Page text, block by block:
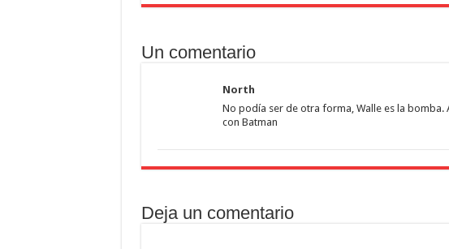
Un comentario
North
No podía ser de otra forma, Walle es la bomba.
con Batman
Deja un comentario